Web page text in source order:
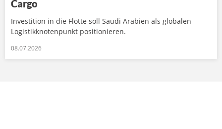
Cargo
Investition in die Flotte soll Saudi Arabien als globalen
Logistikknotenpunkt positionieren.
08.07.2026